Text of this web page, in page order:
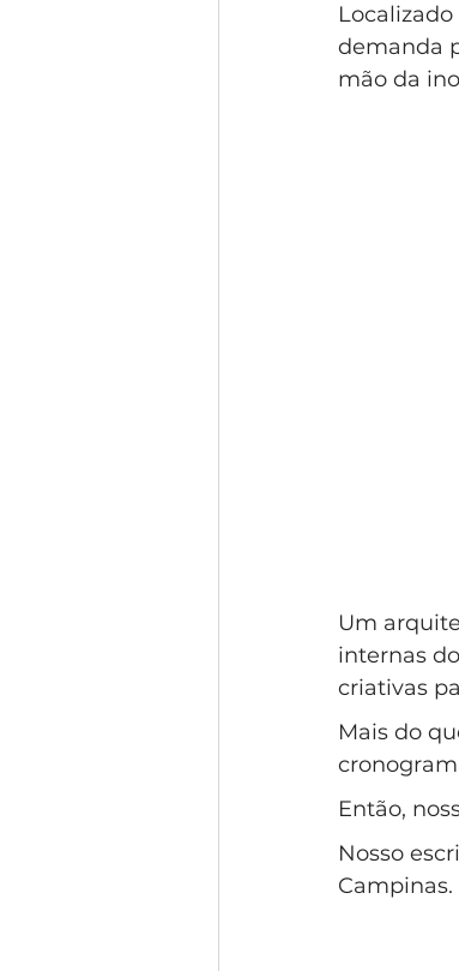
Condomínio Swiss
demanda
mão da
Um
internas
criativas
Mais do
Então,
Nosso
Campinas.